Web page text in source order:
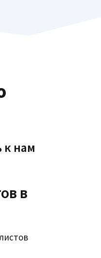
к нам
в